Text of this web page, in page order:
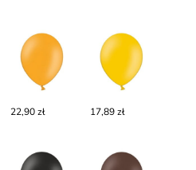
22,90 zł 17,89 zł